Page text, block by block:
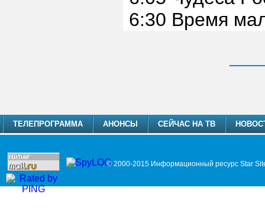
6:30 Время
ТЕЛЕПРОГРАММА АНОНСЫ СЕЙЧАС НА ТВ
© 2000-2015 Информационный ресурс Star